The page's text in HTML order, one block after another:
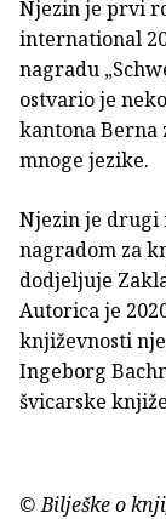
Njezin je prvi
international
nagradu
ostvario je
kantona Berna
mnoge jezike.
Njezin je drugi
nagradom za
dodjeljuje
Autorica je
književnosti
Ingeborg
švicarske
© Bilješke o